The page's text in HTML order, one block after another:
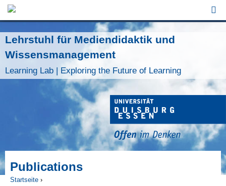
Jump to Navigation
Lehrstuhl für Mediendidaktik und
Wissensmanagement
Learning Lab | Exploring the Future of Learning
Publications
Startseite ›